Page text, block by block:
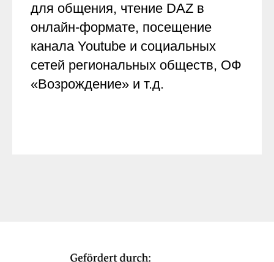
для общения, чтение DAZ в
онлайн-формате, посещение
канала Youtube и социальных
сетей региональных обществ, ОФ
«Возрождение» и т.д.